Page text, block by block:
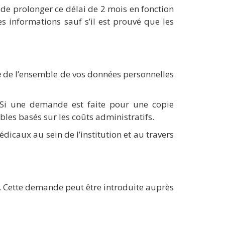
prolonger ce délai de 2 mois en fonction
informations sauf s’il est prouvé que les
de l’ensemble de vos données personnelles
une demande est faite pour une copie
basés sur les coûts administratifs.
au sein de l’institution et au travers
Cette demande peut être introduite auprès